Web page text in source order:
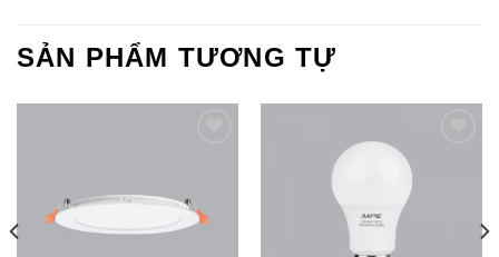
SẢN PHẨM TƯƠNG TỰ